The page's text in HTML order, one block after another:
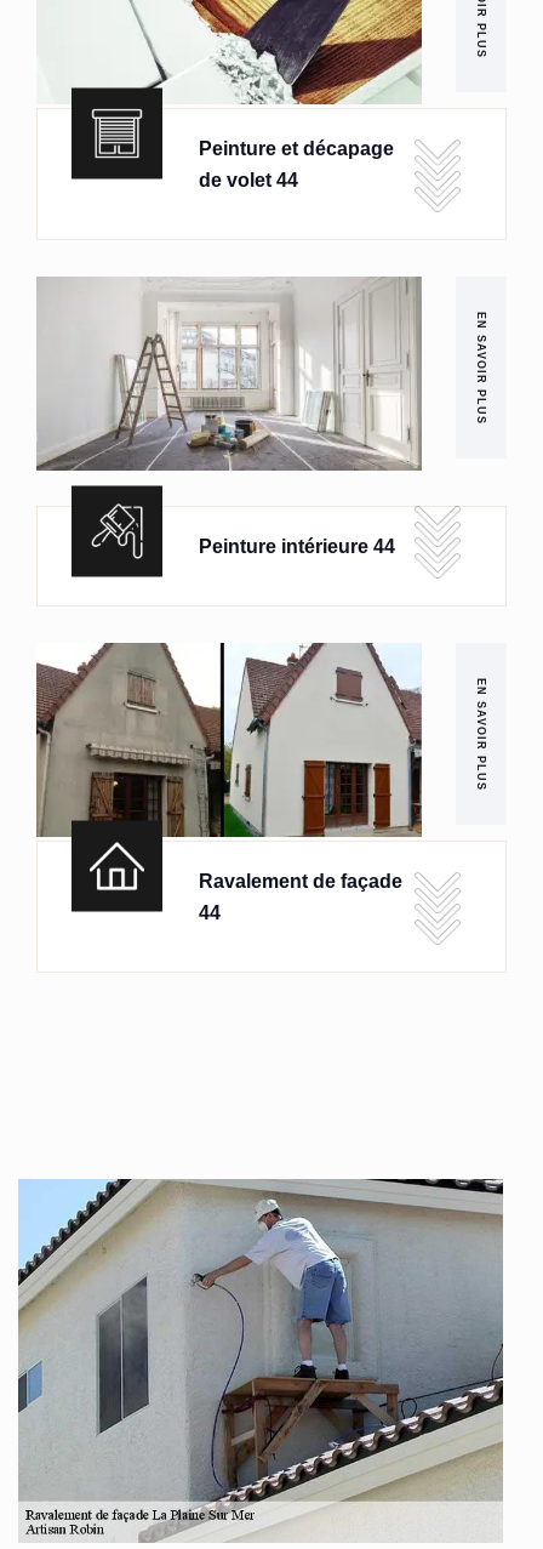
Peinture et décapage
de volet 44
EN SAVOIR PLUS
Peinture intérieure 44
EN SAVOIR PLUS
Ravalement de façade
44